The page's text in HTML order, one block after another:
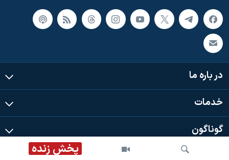
پخش زنده
در باره ما
خدمات
گوناگون